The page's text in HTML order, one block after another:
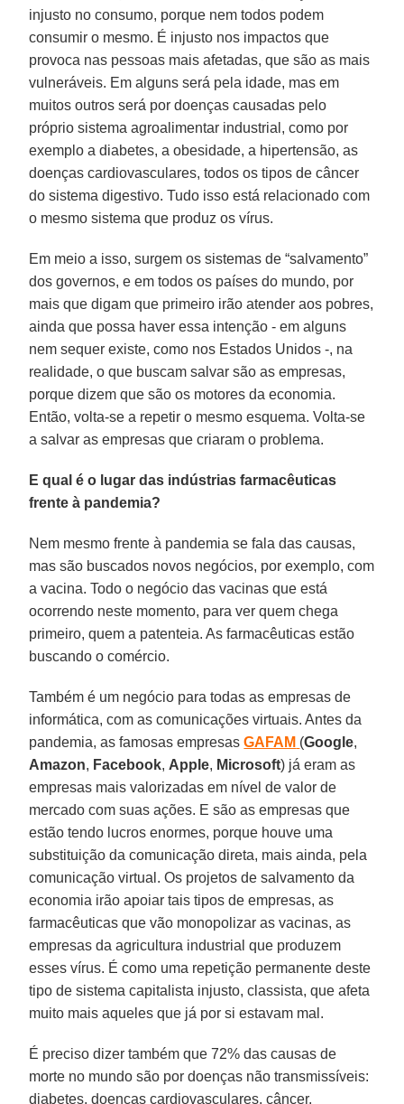
injusto no consumo, porque nem todos podem
consumir o mesmo. É injusto nos impactos que
provoca nas pessoas mais afetadas, que são as mais
vulneráveis. Em alguns será pela idade, mas em
muitos outros será por doenças causadas pelo
próprio sistema agroalimentar industrial, como por
exemplo a diabetes, a obesidade, a hipertensão, as
doenças cardiovasculares, todos os tipos de câncer
do sistema digestivo. Tudo isso está relacionado com
o mesmo sistema que produz os vírus.
Em meio a isso, surgem os sistemas de “salvamento”
dos governos, e em todos os países do mundo, por
mais que digam que primeiro irão atender aos pobres,
ainda que possa haver essa intenção - em alguns
nem sequer existe, como nos Estados Unidos -, na
realidade, o que buscam salvar são as empresas,
porque dizem que são os motores da economia.
Então, volta-se a repetir o mesmo esquema. Volta-se
a salvar as empresas que criaram o problema.
E qual é o lugar das indústrias farmacêuticas
frente à pandemia?
Nem mesmo frente à pandemia se fala das causas,
mas são buscados novos negócios, por exemplo, com
a vacina. Todo o negócio das vacinas que está
ocorrendo neste momento, para ver quem chega
primeiro, quem a patenteia. As farmacêuticas estão
buscando o comércio.
Também é um negócio para todas as empresas de
informática, com as comunicações virtuais. Antes da
pandemia, as famosas empresasGAFAM (Google,
Amazon, Facebook, Apple, Microsoft) já eram as
empresas mais valorizadas em nível de valor de
mercado com suas ações. E são as empresas que
estão tendo lucros enormes, porque houve uma
substituição da comunicação direta, mais ainda, pela
comunicação virtual. Os projetos de salvamento da
economia irão apoiar tais tipos de empresas, as
farmacêuticas que vão monopolizar as vacinas, as
empresas da agricultura industrial que produzem
esses vírus. É como uma repetição permanente deste
tipo de sistema capitalista injusto, classista, que afeta
muito mais aqueles que já por si estavam mal.
É preciso dizer também que 72% das causas de
morte no mundo são por doenças não transmissíveis:
diabetes, doenças cardiovasculares, câncer,